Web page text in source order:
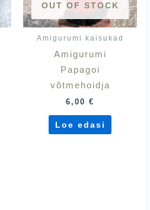
OUT OF STOCK
Amigurumi kaisukad
Amigurumi
Papagoi
võtmehoidja
6,00€
Loe edasi